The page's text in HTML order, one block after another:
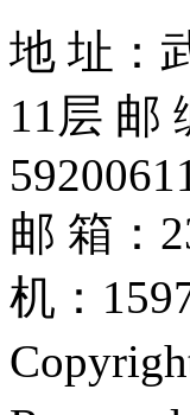
地 址：
11层 邮
邮 箱
机：